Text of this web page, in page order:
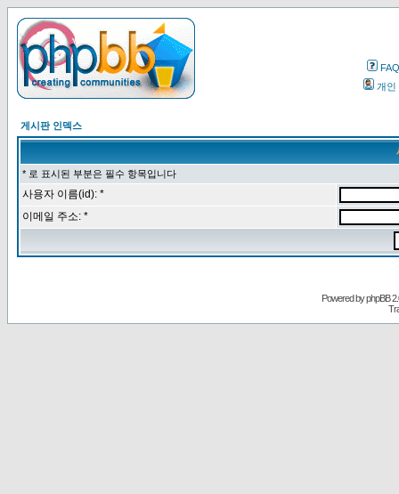
FAQ
개인
게시판 인덱스
* 로 표시된 부분은 필수 항목입니다
사용자 이름(id): *
이메일 주소: *
Powered byphpBB